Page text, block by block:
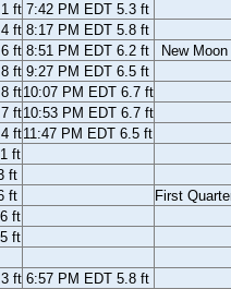
ft 7:42 PM EDT 5.3 ft
ft 8:17 PM EDT 5.8 ft
ft 8:51 PM EDT 6.2 ft New Moon
ft 9:27 PM EDT 6.5 ft
ft10:07 PM EDT 6.7 ft
ft10:53 PM EDT 6.7 ft
ft11:47 PM EDT 6.5 ft
ft
ft
ft First
ft
ft
ft 6:57 PM EDT 5.8 ft